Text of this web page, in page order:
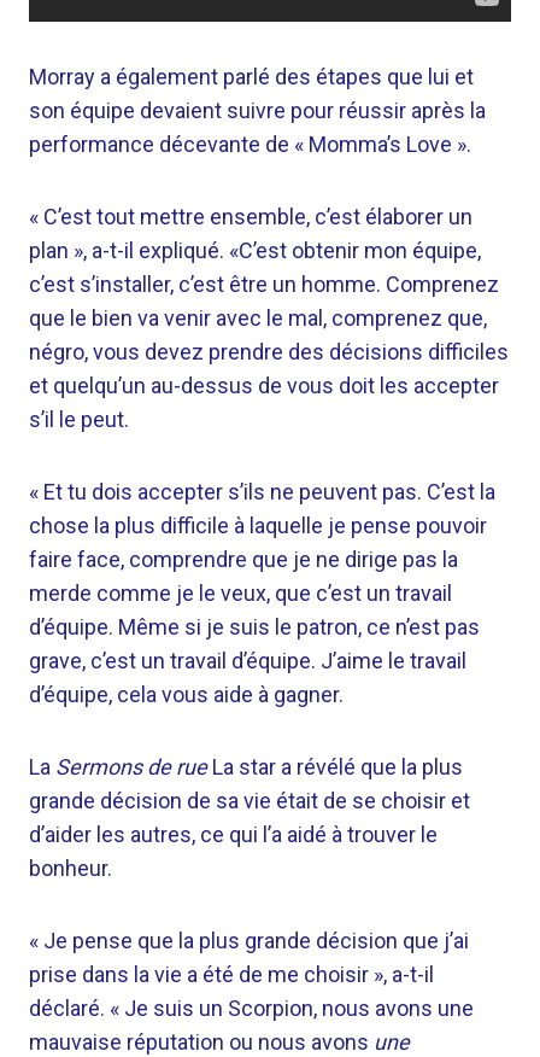
Morray a également parlé des étapes que lui et
son équipe devaient suivre pour réussir après la
performance décevante de « Momma’s Love ».
« C’est tout mettre ensemble, c’est élaborer un
plan », a-t-il expliqué. «C’est obtenir mon équipe,
c’est s’installer, c’est être un homme. Comprenez
que le bien va venir avec le mal, comprenez que,
négro, vous devez prendre des décisions difficiles
et quelqu’un au-dessus de vous doit les accepter
s’il le peut.
« Et tu dois accepter s’ils ne peuvent pas. C’est la
chose la plus difficile à laquelle je pense pouvoir
faire face, comprendre que je ne dirige pas la
merde comme je le veux, que c’est un travail
d’équipe. Même si je suis le patron, ce n’est pas
grave, c’est un travail d’équipe. J’aime le travail
d’équipe, cela vous aide à gagner.
La Sermons de rueLa star a révélé que la plus
grande décision de sa vie était de se choisir et
d’aider les autres, ce qui l’a aidé à trouver le
bonheur.
« Je pense que la plus grande décision que j’ai
prise dans la vie a été de me choisir », a-t-il
déclaré. « Je suis un Scorpion, nous avons une
mauvaise réputation ou nous avons une